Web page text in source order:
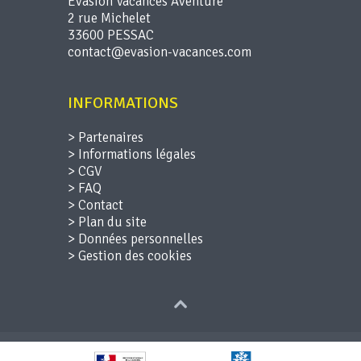
effacements, limitation (article 19 du RGPD),
droit à la portabilité des données (article 20 du
RGPD), droit d’opposition (article 21 du RGPD),
droit de ne pas faire l’objet d’un profilage (
(article 22 du RGPD).
2 rue Michelet
33600 PESSAC
INFORMATIONS
> Partenaires
> Informations légales
>CGV
> FAQ
>Contact
> Plan du site
> Données personnelles
>Gestion des cookies
© Copyright 2026 Evasion Vacances